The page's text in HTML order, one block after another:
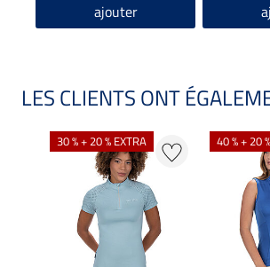
ajouter
LES CLIENTS ONT
30 % + 20 % EXTRA 40 % + 20